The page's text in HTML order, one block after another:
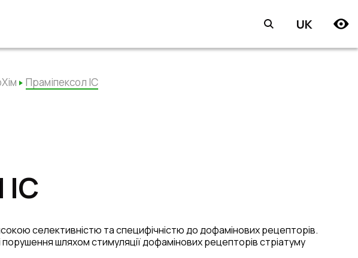
UK
Праміпексол ІС
селективністю та специфічністю до дофамінових рецепторів.
порушення шляхом стимуляції дофамінових рецепторів стріатуму